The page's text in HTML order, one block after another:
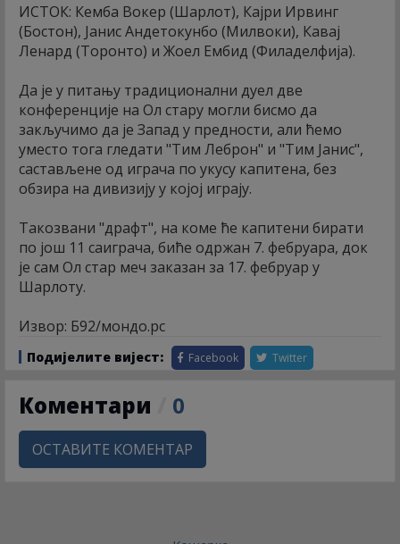
ИСТОК: Кемба Вокер (Шарлот), Кајри Ирвинг
(Бостон), Јанис Андетокунбо (Милвоки), Кавај
Ленард (Торонто) и Жоел Ембид (Филаделфија).
Да је у питању традиционални дуел две
конференције на Ол стару могли бисмо да
закључимо да је Запад у предности, али ћемо
уместо тога гледати "Тим Леброн" и "Тим Јанис",
састављене од играча по укусу капитена, без
обзира на дивизију у којој играју.
Такозвани "драфт", на коме ће капитени бирати
по још 11 саиграча, биће одржан 7. фебруара, док
је сам Ол стар меч заказан за 17. фебруар у
Шарлоту.
Извор: Б92/мондо.рс
Подијелите вијест: Facebook Twitter
Коментари 0
ОСТАВИТЕ КОМЕНТАР